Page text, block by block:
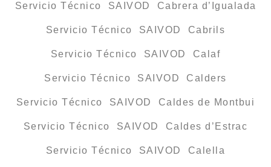
Servicio Técnico SAIVOD Cabrera d’Igualada
Servicio Técnico SAIVOD Cabrils
Servicio Técnico SAIVOD Calaf
Servicio Técnico SAIVOD Calders
Servicio Técnico SAIVOD Caldes de Montbui
Servicio Técnico SAIVOD Caldes d’Estrac
Servicio Técnico SAIVOD Calella